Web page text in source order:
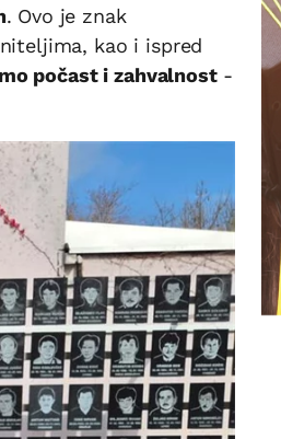
. Ovo je znak
kao i ispred
počast i zahvalnost -